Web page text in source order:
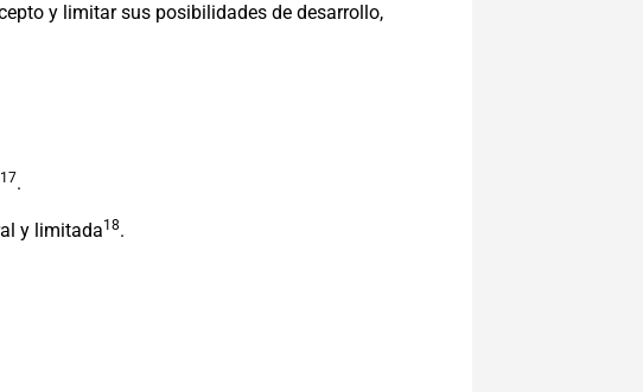
y limitar sus posibilidades de desarrollo,
17.
y limitada18.